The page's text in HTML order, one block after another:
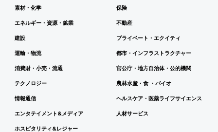
素材・化学
エネルギー・資源・鉱業
建設
運輸・物流
消費財・小売・流通
テクノロジー
情報通信
エンタテイメント&メディア
ホスピタリティ&レジャー
保険
不動産
プライベート・エクイティ
都市・インフラストラクチャー
官公庁・地方自治体・公的機関
農林水産・食 ・バイオ
ヘルスケア・医薬ライフサイエンス
人材サービス